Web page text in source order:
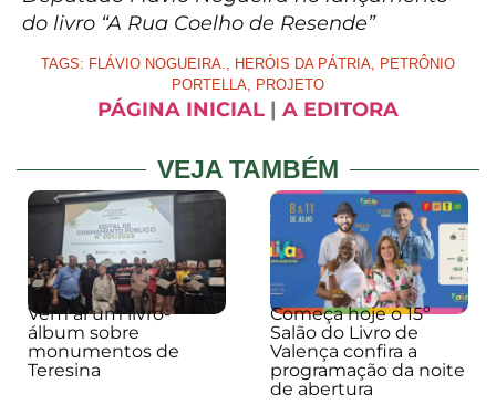
do livro “A Rua Coelho de Resende”
TAGS: FLÁVIO NOGUEIRA. HERÓIS DA PÁTRIA
PETRÔNIO
PORTELLA
PROJETO
PÁGINA INICIAL | A EDITORA
VEJA TAMBÉM
Vem aí um livro-
álbum sobre
monumentos de
Teresina
Começa hoje o 15º
Salão do Livro de
Valença confira a
programação da noite
de abertura